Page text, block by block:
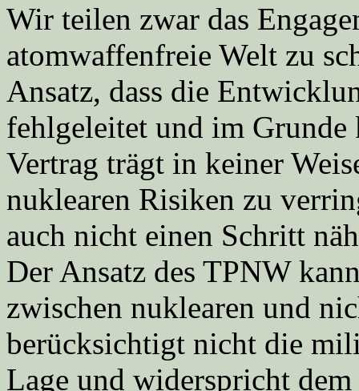
Wir teilen zwar das
atomwaffenfreie Welt zu
Ansatz, dass die
fehlgeleitet und im
Vertrag trägt in keiner
nuklearen Risiken zu
auch nicht einen Schritt
Der Ansatz des TPNW
zwischen nuklearen und
berücksichtigt nicht die
Lage und widerspricht